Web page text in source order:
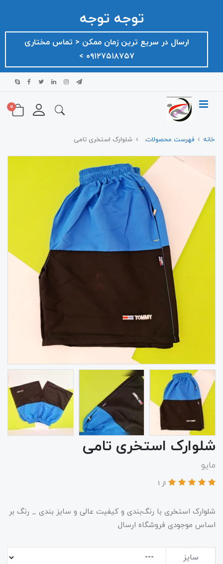
توجه توجه
ارسال در سریع ترین زمان ممکن ‌< تماس مختاری
۰۹۱۲۷۵۱۸۷۵۷ >
0
خانه فهرست محصولات شلوارک استخری تامی
شلوارک استخری تامی
مایو
از 1
شلوارک استخری با رنگ‌بندی و کیفیت عالی و سایز بندی _ رنگ بر
اساس موجودی فروشگاه ارسال
سایز